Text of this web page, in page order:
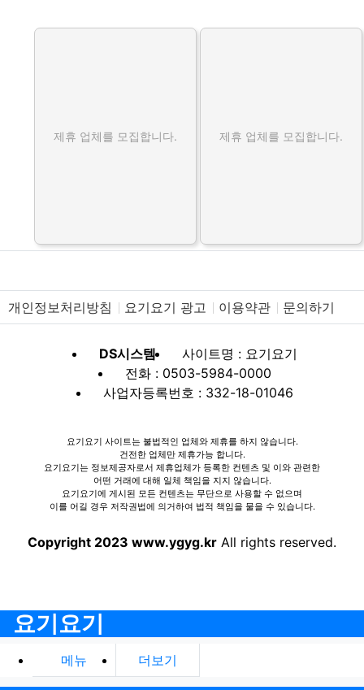
제휴 업체를 모집합니다. 제휴 업체를 모집합니다.
개인정보처리방침 요기요기 광고 이용약관 문의하기
DS시스템
사이트명 : 요기요기
전화 : 0503-5984-0000
사업자등록번호 : 332-18-01046
요기요기 사이트는 불법적인 업체와 제휴를 하지 않습니다.
건전한 업체만 제휴가능 합니다.
요기요기는 정보제공자로서 제휴업체가 등록한 컨텐츠 및 이와 관련한
어떤 거래에 대해 일체 책임을 지지 않습니다.
요기요기에 게시된 모든 컨텐츠는 무단으로 사용할 수 없으며
이를 어길 경우 저작권법에 의거하여 법적 책임을 물을 수 있습니다.
Copyright 2023 www.ygyg.kr All rights reserved.
요기요기
메뉴 더보기